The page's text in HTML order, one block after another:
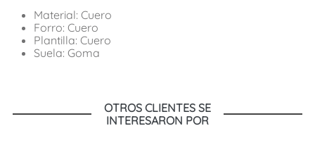
Material: Cuero
Forro: Cuero
Plantilla: Cuero
Suela: Goma
OTROS CLIENTES SE
INTERESARON POR